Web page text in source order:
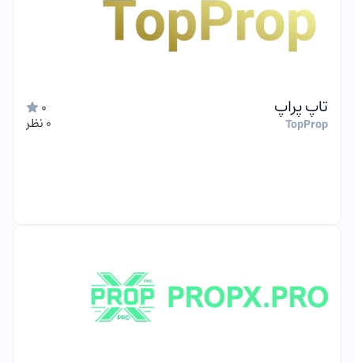
تاپ پراپ
TopProp
0
0 نظر